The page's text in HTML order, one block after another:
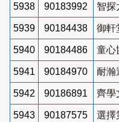
5938 90183992 智探
5939 90184438 御軒
5940 90184486 童心
5941 90184970 耐瀚
5942 90186891 齊學
5943 90187575 選擇